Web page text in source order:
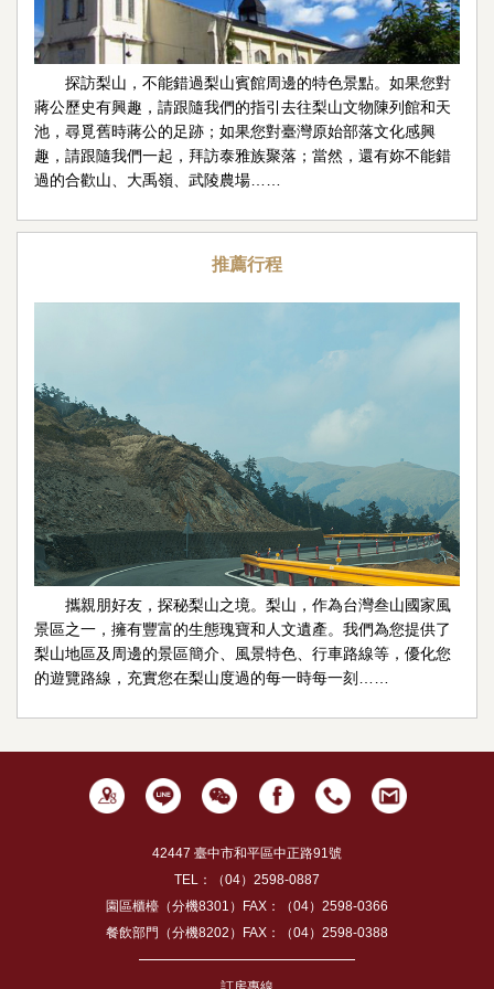
探訪梨山，不能錯過梨山賓館周邊的特色景點。如果您對
蔣公歷史有興趣，請跟隨我們的指引去往梨山文物陳列館和天
池，尋覓舊時蔣公的足跡；如果您對臺灣原始部落文化感興
趣，請跟隨我們一起，拜訪泰雅族聚落；當然，還有妳不能錯
過的合歡山、大禹嶺、武陵農場……
推薦行程
攜親朋好友，探秘梨山之境。梨山，作為台灣叁山國家風
景區之一，擁有豐富的生態瑰寶和人文遺產。我們為您提供了
梨山地區及周邊的景區簡介、風景特色、行車路線等，優化您
的遊覽路線，充實您在梨山度過的每一時每一刻……
42447 臺中市和平區中正路91號
TEL：（04）2598-0887
園區櫃檯（分機8301）FAX：（04）2598-0366
餐飲部門（分機8202）FAX：（04）2598-0388